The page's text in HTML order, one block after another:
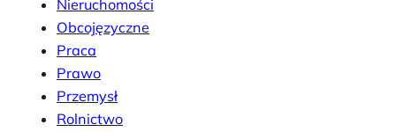
Nieruchomości
Obcojęzyczne
Praca
Prawo
Przemysł
Rolnictwo